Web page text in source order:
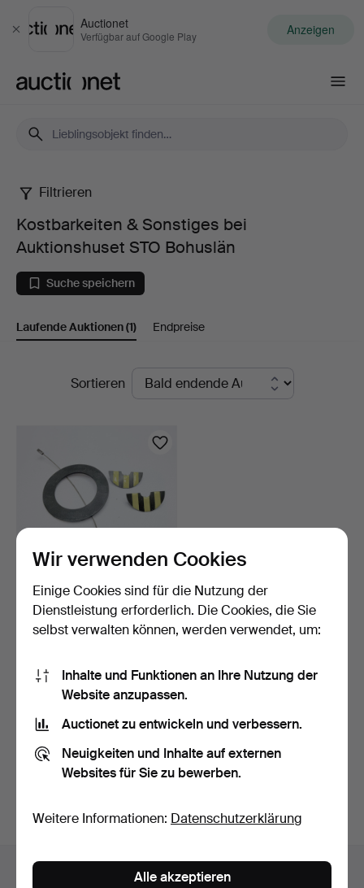
Schließen
Auctionet
Verfügbar auf Google Play Anzeigen
Kostbarkeiten
Sonstiges
bei
Filtrieren
Kostbarkeiten & Sonstiges bei
Auktionshuset STO Bohuslän
Suche speichern
Laufende Auktionen(1) Endpreise
LaufendeSortieren
BROSCH & OHRRINGE,
Silber.
9 Tage
53 USD
Sie können auch inBeendete Auktionen aus unserem
suchen.
Fußzeilen-
Wir verwenden Cookies
Einige Cookies sind für die Nutzung der
Dienstleistung erforderlich. Die Cookies, die Sie
selbst verwalten können, werden verwendet, um:
Inhalte und Funktionen an Ihre Nutzung der
Website anzupassen.
Auctionet zu entwickeln und verbessern.
Neuigkeiten und Inhalte auf externen
Websites für Sie zu bewerben.
Weitere Informationen: Datenschutzerklärung
Alle akzeptieren